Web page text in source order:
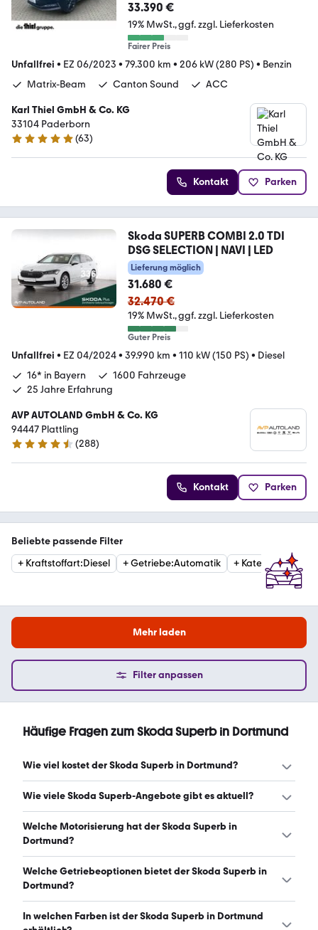
33.390 €
19% MwSt. ggf. zzgl. Lieferkosten
Fairer Preis
Unfallfrei • EZ 06/2023 • 79.300 km • 206 kW (280 PS) • Benzin
Matrix-Beam
Canton Sound ACC
Karl Thiel GmbH & Co. KG
33104 Paderborn
4.8 Sterne
(63)
Kontakt Parken
Skoda SUPERB COMBI 2.0 TDI
DSG SELECTION | NAVI | LED
Lieferung möglich
31.680 €
32.470 €
19% MwSt. ggf. zzgl. Lieferkosten
Guter Preis
Unfallfrei • EZ 04/2024• 39.990 km • 110 kW (150 PS) • Diesel
16* in Bayern
1600 Fahrzeuge
25 Jahre Erfahrung
AVP AUTOLAND GmbH & Co. KG
94447 Plattling
4.3 Sterne
(288)
Kontakt Parken
Beliebte passende Filter
+ Kraftstoffart:Diesel +Getriebe:Automatik + Kategorie:
Mehr laden
Filter anpassen
Häufige Fragen zum Skoda Superb in Dortmund
Wie viel kostet der Skoda Superb in Dortmund?
Ein guter Preis für einen Skoda Superb in Dortmund liegt
starten ab 305 € monatlich. (Stand: 9.8.2026)
Wie viele Skoda Superb-Angebote gibt es aktuell?
Es gibt insgesamt 224 Skoda Superb bei mobile.de,
davon 173 Gebraucht- und 51 Neuwagen. (Stand:
Welche Motorisierung hat der Skoda Superb in
Dortmund?
Der Skoda Superb in Dortmund hat Leistungen zwischen
150 und 265 PS. (Stand: 9.8.2026)
Welche Getriebeoptionen bietet der Skoda Superb in
Dortmund?
Der Skoda Superb in Dortmund ist mit automatischem
In welchen Farben ist der Skoda Superb in Dortmund